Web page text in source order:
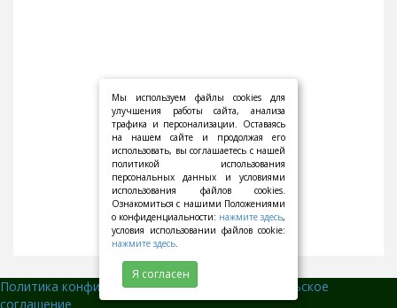
Политика конфиденциальности||
Пользовательское
соглашение
Мы используем файлы cookies для
улучшения работы сайта, анализа
трафика и персонализации. Оставаясь
на нашем сайте и продолжая его
использовать, вы соглашаетесь с нашей
политикой использования
персональных данных и условиями
использования файлов cookies.
Ознакомиться с нашими Положениями
о конфиденциальности: нажмите здесь,
условия использовании файлов cookie:
нажмите здесь.
Я согласен